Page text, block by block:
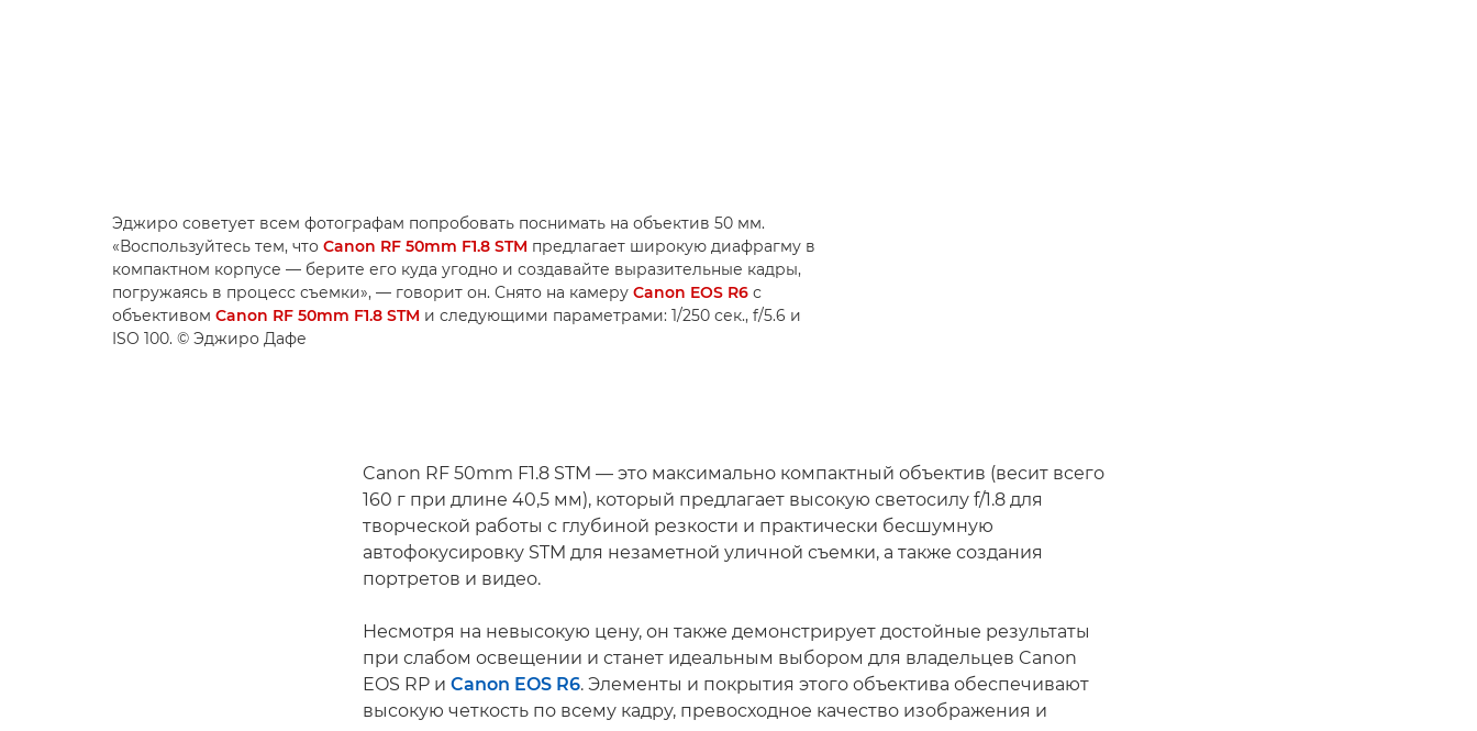
Эджиро советует всем фотографам попробовать поснимать на объектив 50 мм.
«Воспользуйтесь тем, что Canon RF 50mm F1.8 STM предлагает широкую диафрагму в
компактном корпусе — берите его куда угодно и создавайте выразительные кадры,
погружаясь в процесс съемки», — говорит он. Снято на камеру Canon EOS R6 с
объективом Canon RF 50mm F1.8 STM и следующими параметрами: 1/250 сек., f/5.6 и
ISO 100. © Эджиро Дафе
Canon RF 50mm F1.8 STM — это максимально компактный объектив (весит всего
160 г при длине 40,5 мм), который предлагает высокую светосилу f/1.8 для
творческой работы с глубиной резкости и практически бесшумную
автофокусировку STM для незаметной уличной съемки, а также создания
портретов и видео.
Несмотря на невысокую цену, он также демонстрирует достойные результаты
при слабом освещении и станет идеальным выбором для владельцев Canon
EOS RP и Canon EOS R6. Элементы и покрытия этого объектива обеспечивают
высокую четкость по всему кадру, превосходное качество изображения и